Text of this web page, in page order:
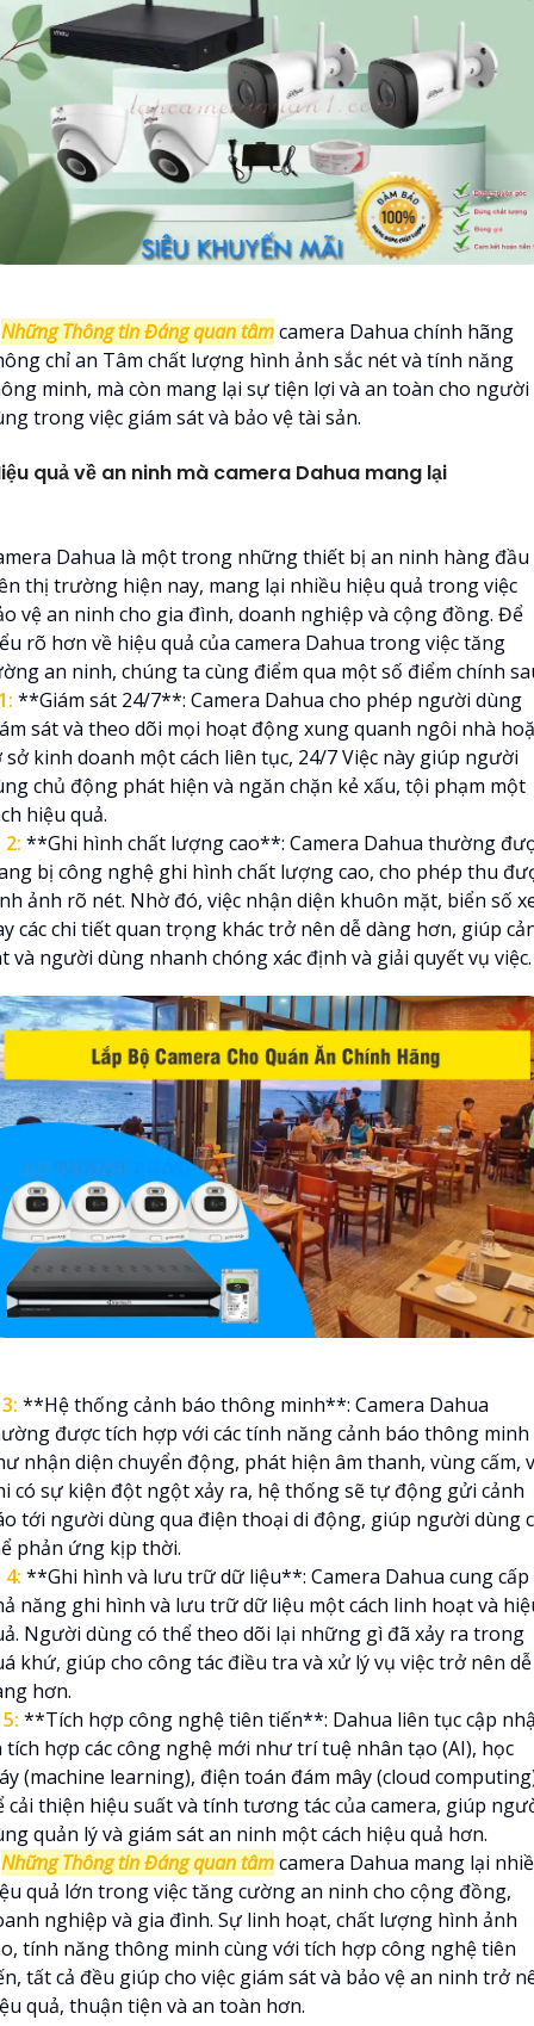
Những Thông tin Đáng quan tâmcamera Dahua chính hãng
chỉ an Tâm chất lượng hình ảnh sắc nét và tính năng
minh, mà còn mang lại sự tiện lợi và an toàn cho người
trong việc giám sát và bảo vệ tài sản.
quả về an ninh mà camera Dahua mang lại
Dahua là một trong những thiết bị an ninh hàng đầu
thị trường hiện nay, mang lại nhiều hiệu quả trong việc
vệ an ninh cho gia đình, doanh nghiệp và cộng đồng. Để
rõ hơn về hiệu quả của camera Dahua trong việc tăng
an ninh, chúng ta cùng điểm qua một số điểm chính
**Giám sát 24/7**: Camera Dahua cho phép người dùng
sát và theo dõi mọi hoạt động xung quanh ngôi nhà
sở kinh doanh một cách liên tục, 24/7 Việc này giúp người
chủ động phát hiện và ngăn chặn kẻ xấu, tội phạm một
hiệu quả.
2: **Ghi hình chất lượng cao**: Camera Dahua thường
bị công nghệ ghi hình chất lượng cao, cho phép thu
ảnh rõ nét. Nhờ đó, việc nhận diện khuôn mặt, biển số
các chi tiết quan trọng khác trở nên dễ dàng hơn, giúp
và người dùng nhanh chóng xác định và giải quyết vụ việc.
3: **Hệ thống cảnh báo thông minh**: Camera Dahua
được tích hợp với các tính năng cảnh báo thông minh
nhận diện chuyển động, phát hiện âm thanh, vùng cấm,
có sự kiện đột ngột xảy ra, hệ thống sẽ tự động gửi cảnh
tới người dùng qua điện thoại di động, giúp người dùng
phản ứng kịp thời.
4: **Ghi hình và lưu trữ dữ liệu**: Camera Dahua cung cấp
năng ghi hình và lưu trữ dữ liệu một cách linh hoạt và
Người dùng có thể theo dõi lại những gì đã xảy ra trong
khứ, giúp cho công tác điều tra và xử lý vụ việc trở nên dễ
hơn.
5: **Tích hợp công nghệ tiên tiến**: Dahua liên tục cập
tích hợp các công nghệ mới như trí tuệ nhân tạo (AI), học
(machine learning), điện toán đám mây (cloud
cải thiện hiệu suất và tính tương tác của camera, giúp
quản lý và giám sát an ninh một cách hiệu quả hơn.
Những Thông tin Đáng quan tâmcamera Dahua mang lại
quả lớn trong việc tăng cường an ninh cho cộng đồng,
nghiệp và gia đình. Sự linh hoạt, chất lượng hình ảnh
tính năng thông minh cùng với tích hợp công nghệ tiên
tất cả đều giúp cho việc giám sát và bảo vệ an ninh trở
quả, thuận tiện và an toàn hơn.